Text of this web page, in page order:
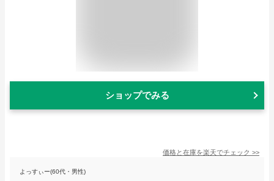
ショップでみる
価格と在庫を楽天でチェック >>
よっすぃー(60代・男性)